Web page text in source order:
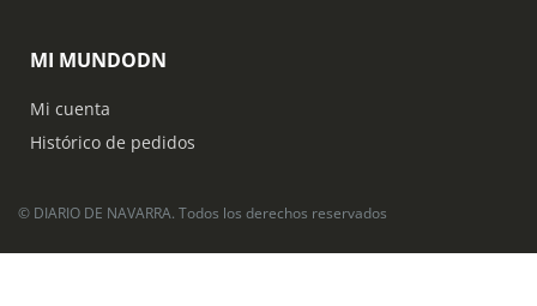
MI MUNDODN
Mi cuenta
Histórico de pedidos
© DIARIO DE NAVARRA. Todos los derechos reservados